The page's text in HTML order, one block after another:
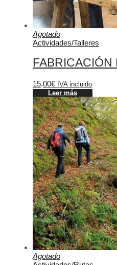
Agotado
Actividades/Talleres
15,00€ IVA incluido
Leer más
Agotado